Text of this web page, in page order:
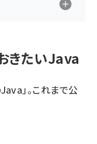
きたいJava
」。これまで公